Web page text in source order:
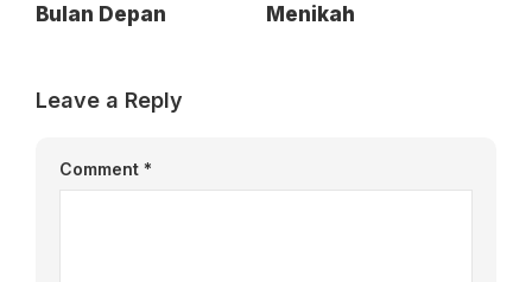
Bulan Depan
Menikah
Leave a Reply
Comment *